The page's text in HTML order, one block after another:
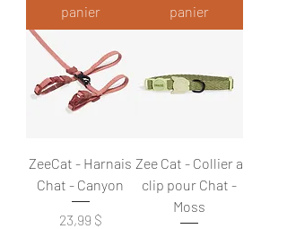
panier
panier
ZeeCat - Harnais
Chat - Canyon
Prix
23,99 $
Zee Cat - Collier a
clip pour Chat -
Moss